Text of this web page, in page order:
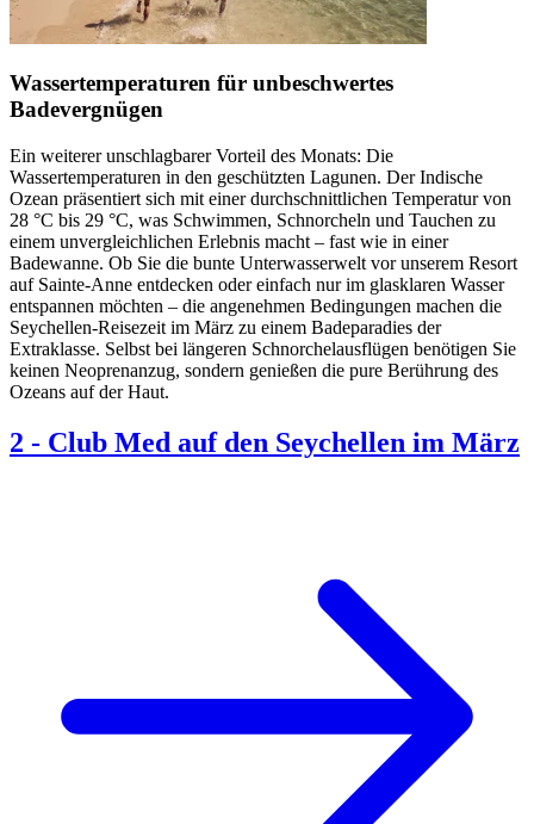
Wassertemperaturen für unbeschwertes
Badevergnügen
Ein weiterer unschlagbarer Vorteil des Monats: Die
Wassertemperaturen in den geschützten Lagunen. Der Indische
Ozean präsentiert sich mit einer durchschnittlichen Temperatur von
28 °C bis 29 °C, was Schwimmen, Schnorcheln und Tauchen zu
einem unvergleichlichen Erlebnis macht – fast wie in einer
Badewanne. Ob Sie die bunte Unterwasserwelt vor unserem Resort
auf Sainte-Anne entdecken oder einfach nur im glasklaren Wasser
entspannen möchten – die angenehmen Bedingungen machen die
Seychellen-Reisezeit im März zu einem Badeparadies der
Extraklasse. Selbst bei längeren Schnorchelausflügen benötigen Sie
keinen Neoprenanzug, sondern genießen die pure Berührung des
Ozeans auf der Haut.
2 - Club Med auf den Seychellen im März